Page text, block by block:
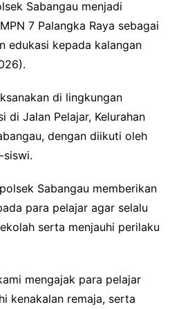
Sabangau menjadi
7 Palangka Raya sebagai
edukasi kepada kalangan
di lingkungan
di Jalan Pelajar, Kelurahan
dengan diikuti oleh
siswi.
Sabangau memberikan
para pelajar agar selalu
serta menjauhi perilaku
mengajak para pelajar
kenakalan remaja, serta